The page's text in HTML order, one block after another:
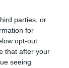
parties, or
for
opt-out
that after your
seeing